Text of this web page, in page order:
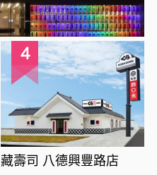
4
藏壽司 八德興豐路店